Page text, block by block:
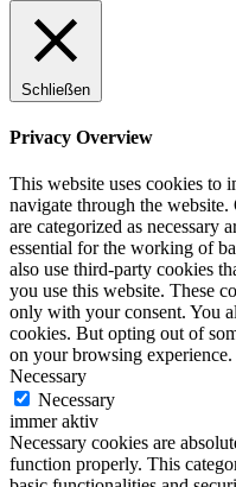
Schließen
Privacy Overview
This website uses cookies to
navigate through the
are categorized as necessary
essential for the working of
also use third-party cookies
you use this website. These
only with your consent. You
cookies. But opting out of
on your browsing experience.
Necessary
Necessary
immer aktiv
Necessary cookies are
function properly. This